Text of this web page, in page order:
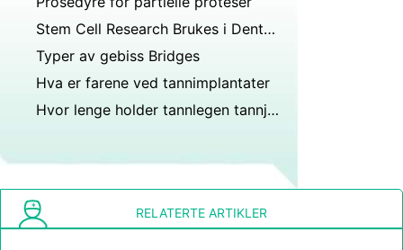
Stem Cell Research Brukes i Dental Foryngelse
Typer av gebiss Bridges
Hva er farene ved tannimplantater
Hvor lenge holder tannlegen tannjournal i Illinois?
RELATERTE ARTIKLER